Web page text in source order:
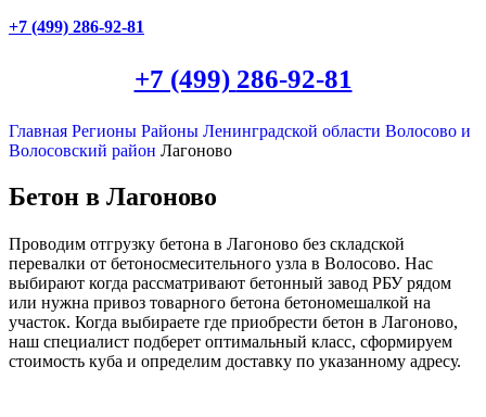
+7 (499) 286-92-81
+7 (499) 286-92-81
Главная Регионы Районы Ленинградской области Волосово и
Волосовский район Лагоново
Бетон в Лагоново
Проводим отгрузку бетона в Лагоново без складской
перевалки от бетоносмесительного узла в Волосово. Нас
выбирают когда рассматривают бетонный завод РБУ рядом
или нужна привоз товарного бетона бетономешалкой на
участок. Когда выбираете где приобрести бетон в Лагоново,
наш специалист подберет оптимальный класс, сформируем
стоимость куба и определим доставку по указанному адресу.